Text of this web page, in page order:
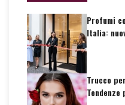
Profumi
Italia:
Trucco
Tendenze